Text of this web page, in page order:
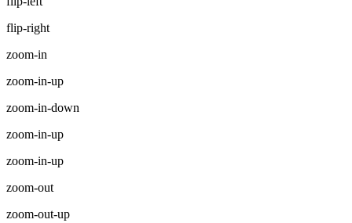
flip-right
zoom-in
zoom-in-up
zoom-in-down
zoom-in-up
zoom-in-up
zoom-out
zoom-out-up